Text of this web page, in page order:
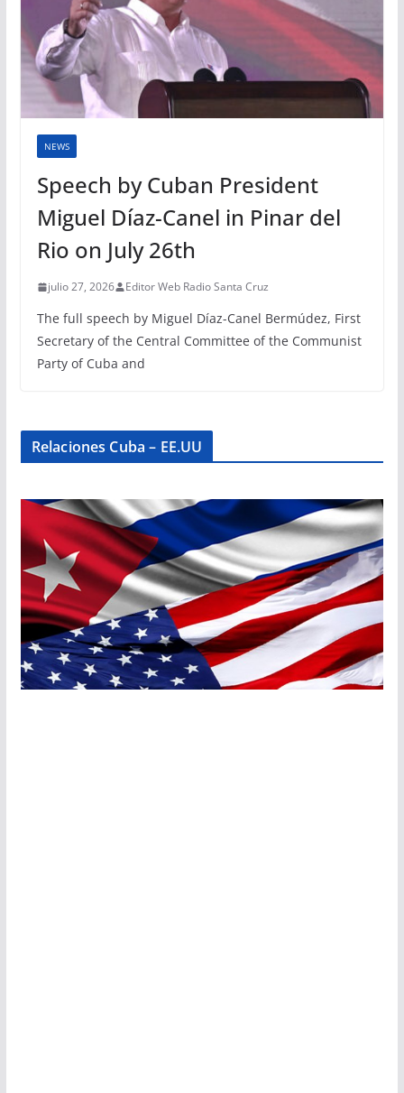
NEWS
Speech by Cuban President
Miguel Díaz-Canel in Pinar del
Rio on July 26th
julio 27, 2026 Editor Web Radio Santa Cruz
The full speech by Miguel Díaz-Canel Bermúdez, First
Secretary of the Central Committee of the Communist
Party of Cuba and
Relaciones Cuba – EE.UU